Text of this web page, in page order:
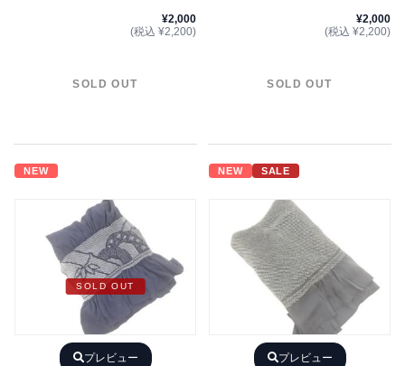
¥2,000
(税込 ¥2,200)
SOLD OUT
¥2,000
(税込 ¥2,200)
SOLD OUT
NEW
SOLD OUT
プレビュー
NEW SALE
プレビュー